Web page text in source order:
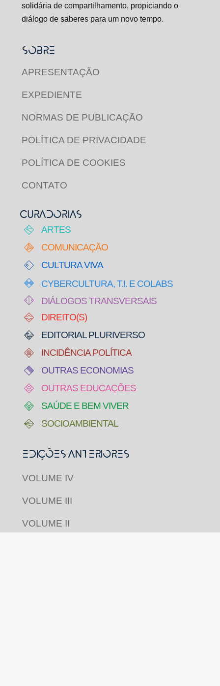
solidária de compartilhamento, propiciando o
diálogo de saberes para um novo tempo.
SOBRE
APRESENTAÇÃO
EXPEDIENTE
NORMAS DE PUBLICAÇÃO
POLÍTICA DE PRIVACIDADE
POLÍTICA DE COOKIES
CONTATO
CURADORIAS
ARTES
COMUNICAÇÃO
CULTURA VIVA
CYBERCULTURA, T.I. E COLABS
DIÁLOGOS TRANSVERSAIS
DIREITO(S)
EDITORIAL PLURIVERSO
INCIDÊNCIA POLÍTICA
OUTRAS ECONOMIAS
OUTRAS EDUCAÇÕES
SAÚDE E BEM VIVER
SOCIOAMBIENTAL
Edições Anteriores
VOLUME IV
VOLUME III
VOLUME II